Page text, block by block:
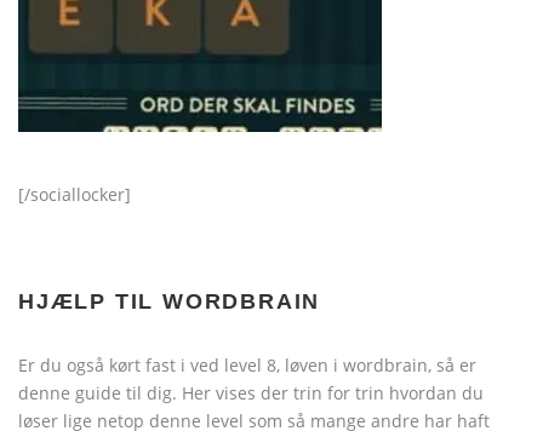
[/sociallocker]
HJÆLP TIL WORDBRAIN
Er du også kørt fast i ved level 8, løven i wordbrain, så er
denne guide til dig. Her vises der trin for trin hvordan du
løser lige netop denne level som så mange andre har haft